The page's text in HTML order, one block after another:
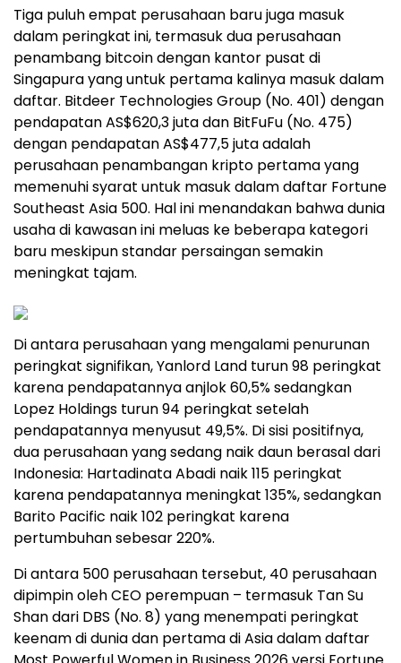
Tiga puluh empat perusahaan baru juga masuk
dalam peringkat ini, termasuk dua perusahaan
penambang bitcoin dengan kantor pusat di
Singapura yang untuk pertama kalinya masuk dalam
daftar. Bitdeer Technologies Group (No. 401) dengan
pendapatan AS$620,3 juta dan BitFuFu (No. 475)
dengan pendapatan AS$477,5 juta adalah
perusahaan penambangan kripto pertama yang
memenuhi syarat untuk masuk dalam daftar Fortune
Southeast Asia 500. Hal ini menandakan bahwa dunia
usaha di kawasan ini meluas ke beberapa kategori
baru meskipun standar persaingan semakin
meningkat tajam.
Di antara perusahaan yang mengalami penurunan
peringkat signifikan, Yanlord Land turun 98 peringkat
karena pendapatannya anjlok 60,5% sedangkan
Lopez Holdings turun 94 peringkat setelah
pendapatannya menyusut 49,5%. Di sisi positifnya,
dua perusahaan yang sedang naik daun berasal dari
Indonesia: Hartadinata Abadi naik 115 peringkat
karena pendapatannya meningkat 135%, sedangkan
Barito Pacific naik 102 peringkat karena
pertumbuhan sebesar 220%.
Di antara 500 perusahaan tersebut, 40 perusahaan
dipimpin oleh CEO perempuan – termasuk Tan Su
Shan dari DBS (No. 8) yang menempati peringkat
keenam di dunia dan pertama di Asia dalam daftar